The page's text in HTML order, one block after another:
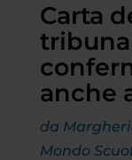
Carta
anche
da
Mondo